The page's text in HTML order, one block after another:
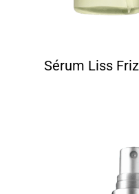
Sérum Liss